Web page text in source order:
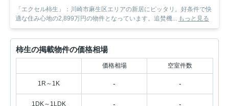
「エクセル柿生」：川崎市麻生区エリアの新居にピッタリ。好条件で快
適な住み心地の2,899万円の物件となっています。追焚機... もっと見る
柿生の掲載物件の価格相場
価格相場 空室件数
1R～1K - -
1DK～1LDK - -